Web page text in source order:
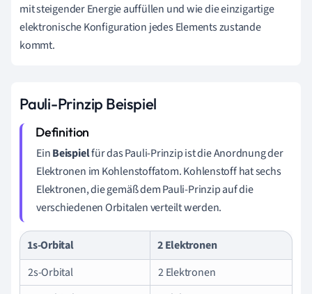
mit steigender Energie auffüllen und wie die einzigartige
elektronische Konfiguration jedes Elements zustande
kommt.
Pauli-Prinzip Beispiel
EinBeispielfür das Pauli-Prinzip ist die Anordnung der
Elektronen im Kohlenstoffatom. Kohlenstoff hat sechs
Elektronen, die gemäß dem Pauli-Prinzip auf die
verschiedenen Orbitalen verteilt werden.
1s-Orbital
2 Elektronen
2s-Orbital
2 Elektronen